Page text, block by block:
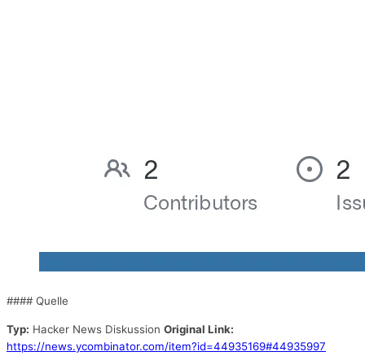
#### Quelle
Typ: Hacker News Diskussion Original Link:
https://news.ycombinator.com/item?id=44935169#44935997